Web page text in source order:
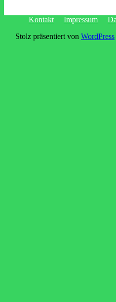
Kontakt Impressum
Stolz präsentiert von WordPress